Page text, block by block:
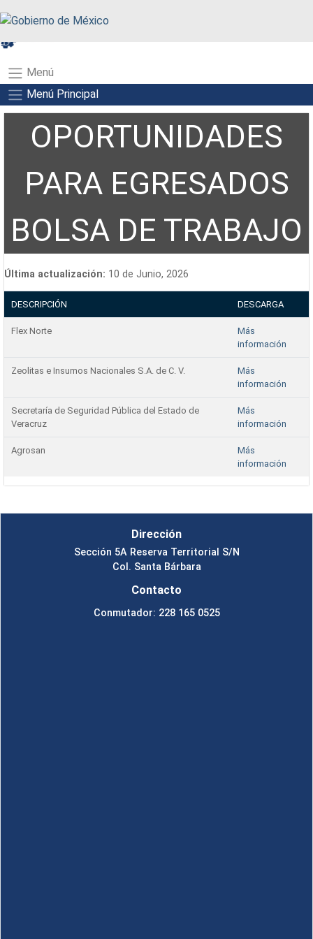
Menú
Menú Principal
OPORTUNIDADES
PARA EGRESADOS
BOLSA DE TRABAJO
Última actualización: 10 de Junio, 2026
DESCRIPCIÓN DESCARGA
Flex Norte
Más
información
Zeolitas e Insumos Nacionales S.A. de C. V.
Más
información
Secretaría de Seguridad Pública del Estado de
Veracruz
Más
información
Agrosan
Más
información
Dirección
Sección 5A Reserva Territorial S/N
Col. Santa Bárbara
Contacto
Conmutador: 228 165 0525